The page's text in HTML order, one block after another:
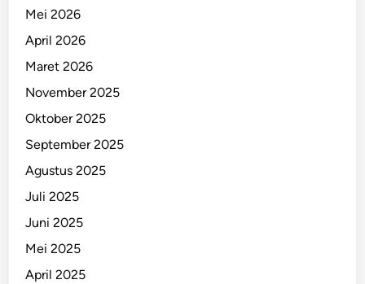
Mei 2026
April 2026
Maret 2026
November 2025
Oktober 2025
September 2025
Agustus 2025
Juli 2025
Juni 2025
Mei 2025
April 2025